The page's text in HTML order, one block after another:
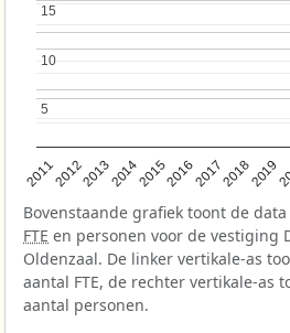
201120122013201420152016201720182019
5
5
10
10
15
15
Bovenstaande grafiek toont de
FTE en personen voor de vestiging
Oldenzaal. De linker vertikale-as
aantal FTE, de rechter vertikale-as
aantal personen.